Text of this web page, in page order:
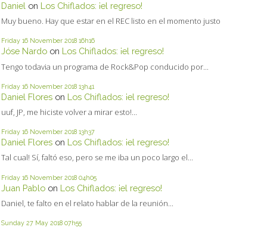
Daniel on Los Chiflados: ¡el regreso!
Muy bueno. Hay que estar en el REC listo en el momento justo
Friday 16 November 2018 16h16
Jóse Nardo on Los Chiflados: ¡el regreso!
Tengo todavia un programa de Rock&Pop conducido por...
Friday 16 November 2018 13h41
Daniel Flores on Los Chiflados: ¡el regreso!
uuf, JP, me hiciste volver a mirar esto!...
Friday 16 November 2018 13h37
Daniel Flores on Los Chiflados: ¡el regreso!
Tal cual! Sí, faltó eso, pero se me iba un poco largo el...
Friday 16 November 2018 04h05
Juan Pablo on Los Chiflados: ¡el regreso!
Daniel, te falto en el relato hablar de la reunión...
Sunday 27 May 2018 07h55